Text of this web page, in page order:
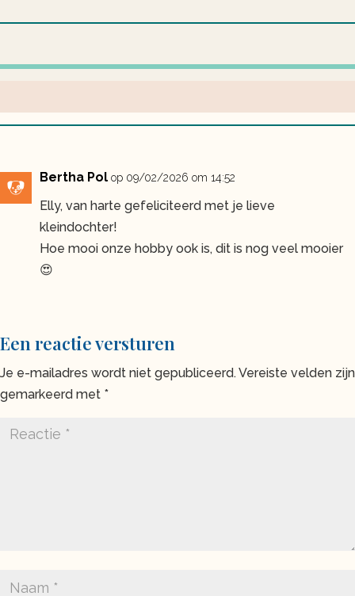
Bertha Pol op 09/02/2026 om 14:52
Elly, van harte gefeliciteerd met je lieve
kleindochter!
Hoe mooi onze hobby ook is, dit is nog veel mooier
😍
Een reactie versturen
Je e-mailadres wordt niet gepubliceerd. Vereiste velden zijn
gemarkeerd met *